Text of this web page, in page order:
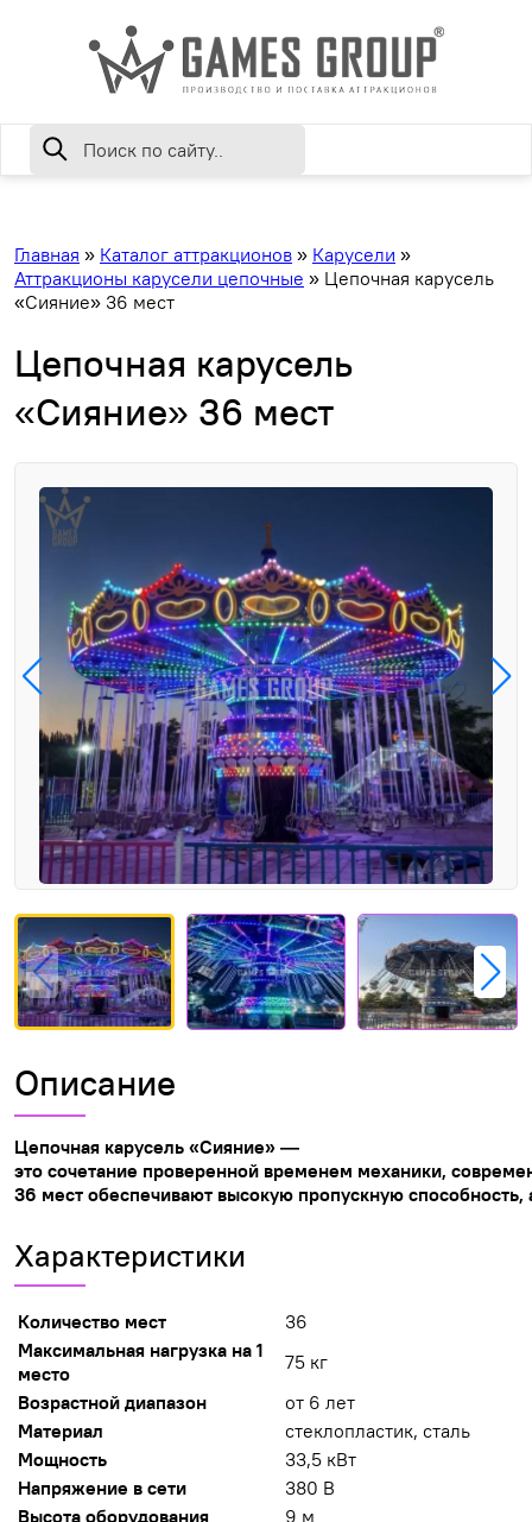
Главная » Каталог аттракционов » Карусели »
Аттракционы карусели цепочные » Цепочная карусель
«Сияние» 36 мест
Цепочная карусель
«Сияние» 36 мест
Описание
Цепочная карусель «Сияние» —
это сочетание проверенной временем механики,
36 мест обеспечивают высокую пропускную способность,
Характеристики
Количество мест
36
Максимальная нагрузка на 1
место
75 кг
Возрастной диапазон
от 6 лет
Материал
стеклопластик, сталь
Мощность
33,5 кВт
Напряжение в сети
380 В
Высота оборудования
9 м